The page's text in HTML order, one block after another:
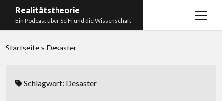
Realitätstheorie
Ein Podcast über SciFi und die Wissenschaft
Menü
Startseite
Impressum
Startseite » Desaster
Schlagwort: Desaster